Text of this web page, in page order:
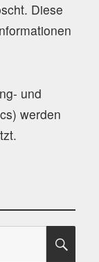
Diese
und
werden